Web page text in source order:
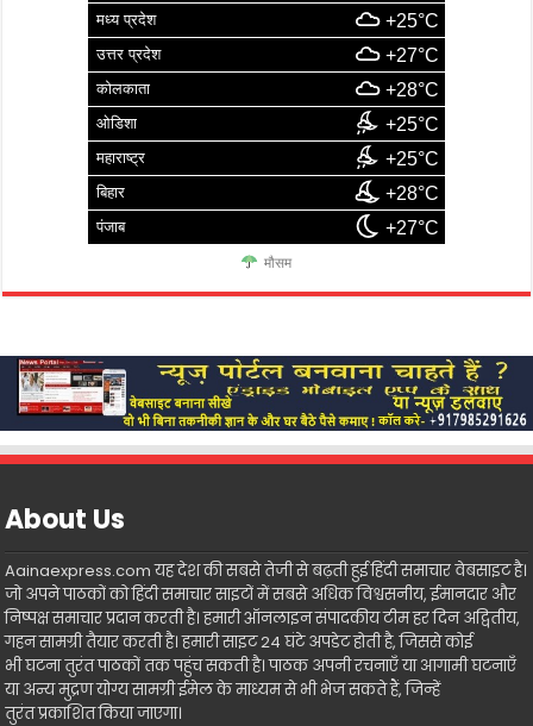
मध्य प्रदेश +25°C
उत्तर प्रदेश +27°C
कोलकाता +28°C
ओडिशा +25°C
महाराष्ट्र +25°C
बिहार +28°C
पंजाब +27°C
मौसम
About Us
Aainaexpress.com यह देश की सबसे तेजी से बढ़ती हुई हिंदी समाचार वेबसाइट है।
जो अपने पाठकों को हिंदी समाचार साइटों में सबसे अधिक विश्वसनीय, ईमानदार और
निष्पक्ष समाचार प्रदान करती है। हमारी ऑनलाइन संपादकीय टीम हर दिन अद्वितीय,
गहन सामग्री तैयार करती है। हमारी साइट 24 घंटे अपडेट होती है, जिससे कोई
भी घटना तुरंत पाठकों तक पहुंच सकती है। पाठक अपनी रचनाएँ या आगामी घटनाएँ
या अन्य मुद्रण योग्य सामग्री ईमेल के माध्यम से भी भेज सकते हैं, जिन्हें
तुरंत प्रकाशित किया जाएगा।